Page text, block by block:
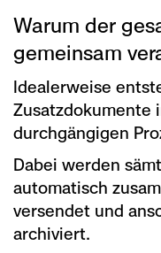
Warum der
gemeinsam
Idealerweise
Zusatzdokumente
durchgängigen
Dabei werden
automatisch
versendet und
archiviert.